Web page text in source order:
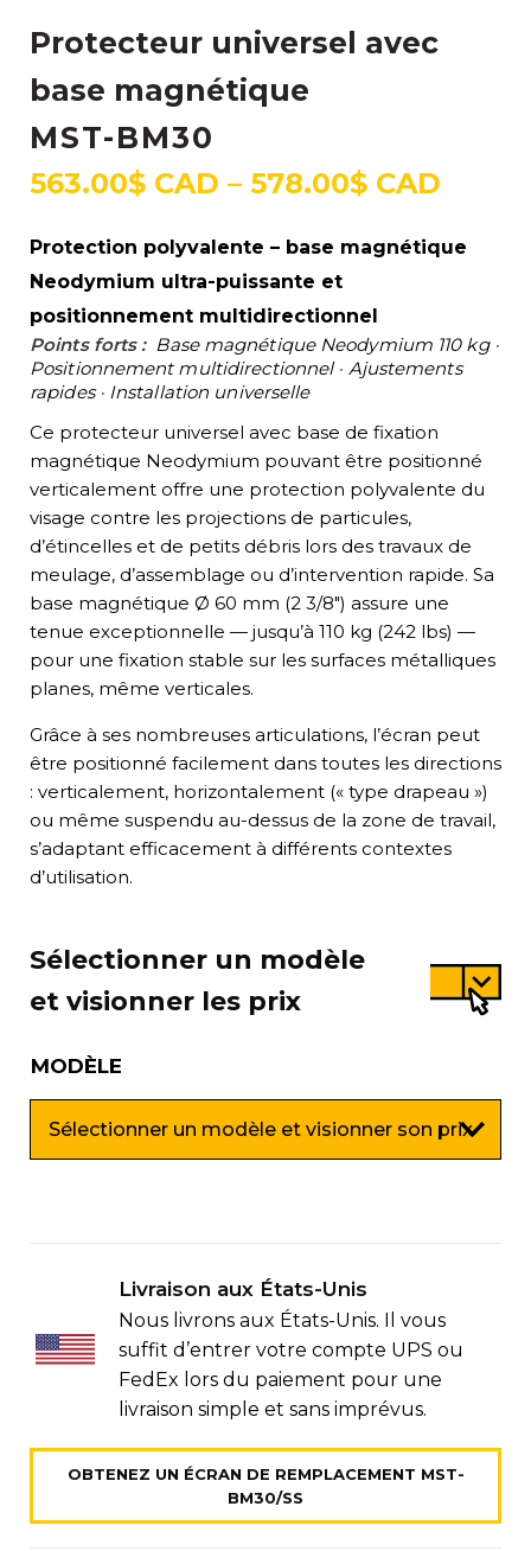
Protecteur universel avec
base magnétique
MST-BM30
563.00$ CAD – 578.00$ CAD
CAD
Protection polyvalente – base magnétique
Neodymium ultra-puissante et
positionnement multidirectionnel
Points forts : Base magnétique Neodymium 110 kg ·
Positionnement multidirectionnel · Ajustements
rapides · Installation universelle
Ce protecteur universel avec base de fixation
magnétique Neodymium pouvant être positionné
verticalement offre une protection polyvalente du
visage contre les projections de particules,
d’étincelles et de petits débris lors des travaux de
meulage, d’assemblage ou d’intervention rapide. Sa
base magnétique Ø 60 mm (2 3/8") assure une
tenue exceptionnelle — jusqu’à 110 kg (242 lbs) —
pour une fixation stable sur les surfaces métalliques
planes, même verticales.
Grâce à ses nombreuses articulations, l’écran peut
être positionné facilement dans toutes les directions
: verticalement, horizontalement (« type drapeau »)
ou même suspendu au-dessus de la zone de travail,
s’adaptant efficacement à différents contextes
d’utilisation.
Sélectionner un modèle
et visionner les prix
MODÈLE
Livraison aux États-Unis
Nous livrons aux États-Unis. Il vous
suffit d’entrer votre compte UPS ou
FedEx lors du paiement pour une
livraison simple et sans imprévus.
OBTENEZ UN ÉCRAN DE REMPLACEMENT MST-
BM30/SS